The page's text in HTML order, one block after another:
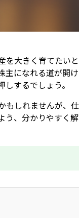
を大きく育てたい
主になれる道が開
するでしょう。
もしれませんが、
う、分かりやすく